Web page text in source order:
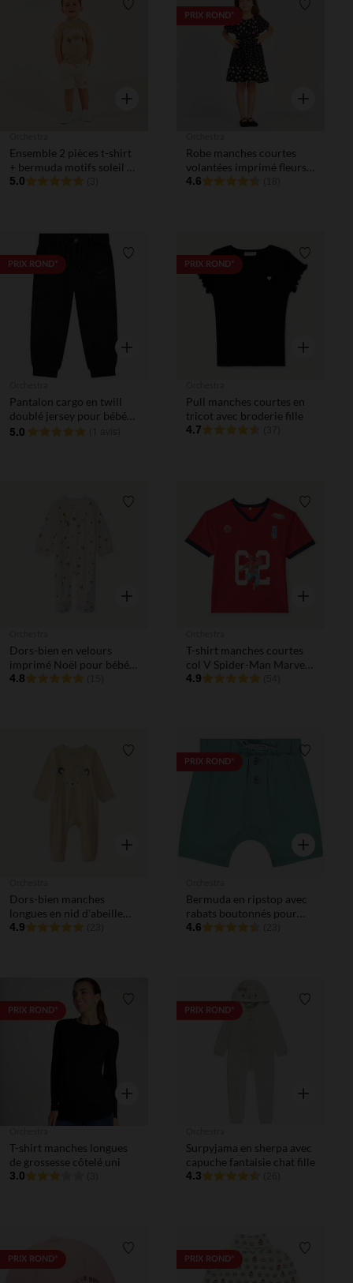
Liste de souhaits
Aperçu rapide
Ensemble 2 pièces t-shirt
+ bermuda motifs soleil et
palmier pour bébé garçon
5.0
PRIX ROND*
Aperçu
Robe manches courtes
volantées imprimé fleurs
fille
4.6
PRIX ROND* Liste de souhaits
Aperçu rapide
Pantalon cargo en twill
doublé jersey pour bébé
garçon
5.0
PRIX ROND* Liste de
Aperçu
Pull manches courtes en
tricot avec broderie fille
4.7
Liste de souhaits
Aperçu rapide
Dors-bien en velours
imprimé Noël pour bébé
fille avec ouvertures
4.8
Aperçu
T-shirt manches courtes
col V Spider-Man Marvel
garçon
4.9
Liste de souhaits
Aperçu rapide
Dors-bien manches
longues en nid d'abeille
motifs ourson pour bébé
4.9
PRIX ROND*
Aperçu
Bermuda en ripstop avec
rabats boutonnés pour
bébé garçon
4.6
PRIX ROND* Liste de souhaits
Aperçu rapide
T-shirt manches longues
de grossesse côtelé uni
3.0
PRIX ROND*
Aperçu
Surpyjama en sherpa avec
capuche fantaisie chat fille
4.3
PRIX ROND* Liste de souhaits
PRIX ROND*